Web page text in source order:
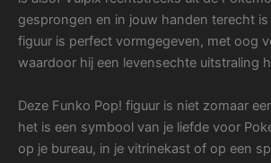
gesprongen en in jouw handen terecht
figuur is perfect vormgegeven, met oog
waardoor hij een levensechte uitstraling
Deze Funko Pop! figuur is niet zomaar
het is een symbool van je liefde voor
op je bureau, in je vitrinekast of op een